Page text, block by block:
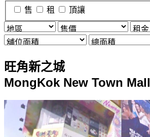
售 租 頂讓
旺角新之城
MongKok New Town Mall